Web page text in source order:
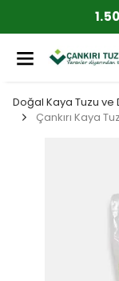
Doğal Kaya Tuzu ve
Çankırı Kaya